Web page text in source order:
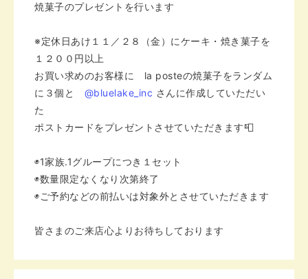
焼菓子のプレゼントを行います
※定休日あけ１１／２８（金）にケーキ・焼き菓子を
１２００円以上
お買い求めのお客様に la posteの焼菓子をランダム
に３個と @bluelake_inc さんに作成していただい
た
ポストカードをプレゼントさせていただきます📮
◉1家族.1グループにつき１セット
◉数量限定なくなり次第終了
◉ご予約などの前払いは対象外とさせていただきます
皆さまのご来店心よりお待ちしております